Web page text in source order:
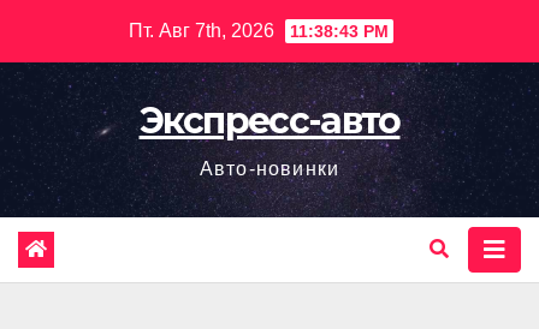
содержимому
Пт. Авг 7th, 2026 11:38:43 PM
Экспресс-авто
Авто-новинки